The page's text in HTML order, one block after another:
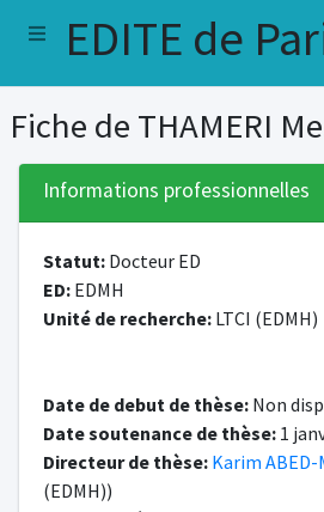
EDITE de
Fiche de THAMERI
Informations professionnelles
Statut: Docteur ED
ED: EDMH
Unité de recherche: LTCI (EDMH)
Date de debut de thèse: Non
Date soutenance de thèse: 1
Directeur de thèse: Karim ABED-
(EDMH))